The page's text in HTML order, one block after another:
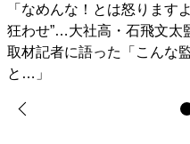
「なめんな！とは怒ります
狂わせ”…大社高・石飛文太
取材記者に語った「こんな
と…」